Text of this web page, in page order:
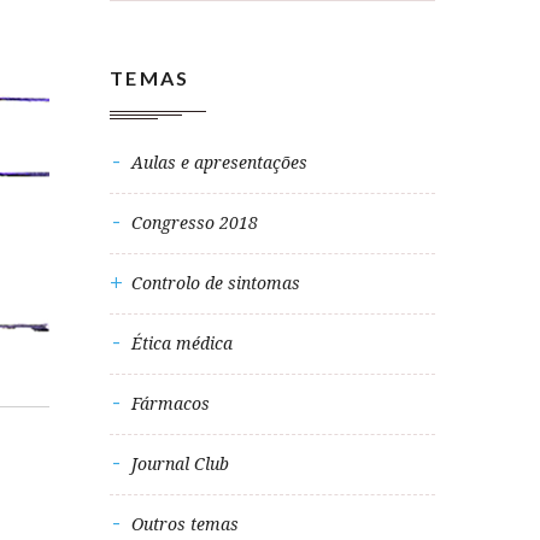
TEMAS
Aulas e apresentações
Congresso 2018
Controlo de sintomas
Ética médica
Fármacos
Journal Club
Outros temas